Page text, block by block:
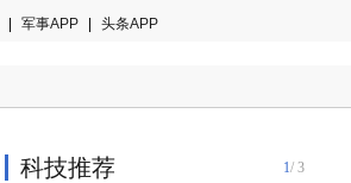
军事APP 头条APP
科技推荐 1/ 3